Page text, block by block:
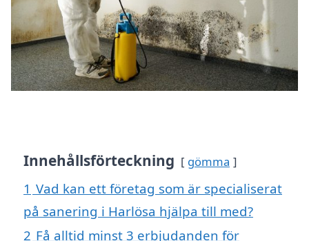
Innehållsförteckning gömma
1 Vad kan ett företag som är specialiserat
på sanering i Harlösa hjälpa till med?
2 Få alltid minst 3 erbjudanden för